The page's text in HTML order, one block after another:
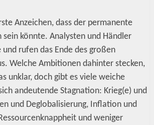
Anzeichen, dass der permanente
sein könnte. Analysten und Händler
und rufen das Ende des großen
Welche Ambitionen dahinter stecken,
unklar, doch gibt es viele weiche
andeutende Stagnation: Krieg(e) und
und Deglobalisierung, Inflation und
und weniger